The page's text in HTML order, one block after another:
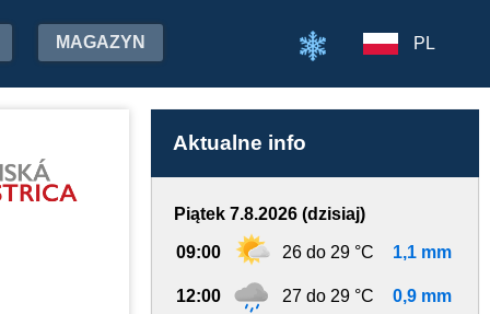
MAGAZYN PL
Aktualne info
Piątek 7.8.2026 (dzisiaj)
09:00 26 do 29 °C 1,1 mm
12:00 27 do 29 °C 0,9 mm